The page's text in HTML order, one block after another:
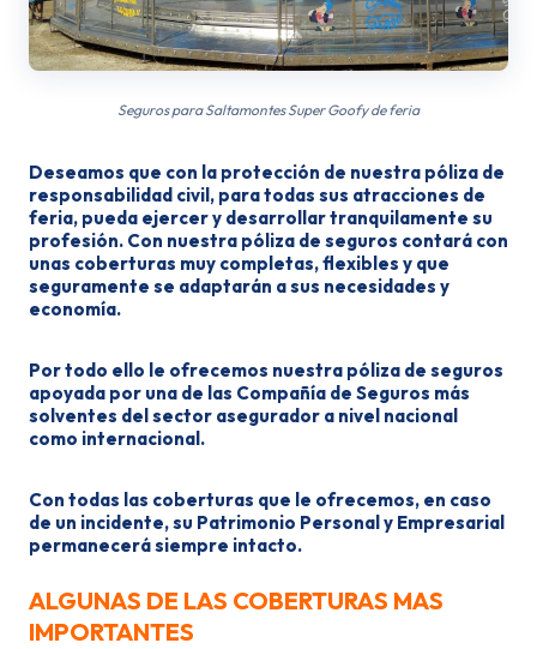
Seguros para Saltamontes Super Goofy de feria
Deseamos que con la protección de nuestra póliza de
responsabilidad civil, para todas sus atracciones de
feria, pueda ejercer y desarrollar tranquilamente su
profesión. Con nuestra póliza de seguros contará con
unas coberturas muy completas, flexibles y que
seguramente se adaptarán a sus necesidades y
economía.
Por todo ello le ofrecemos nuestra póliza de seguros
apoyada por una de las Compañía de Seguros más
solventes del sector asegurador a nivel nacional
como internacional.
Con todas las coberturas que le ofrecemos, en caso
de un incidente, su Patrimonio Personal y Empresarial
permanecerá siempre intacto.
ALGUNAS DE LAS COBERTURAS MAS
IMPORTANTES